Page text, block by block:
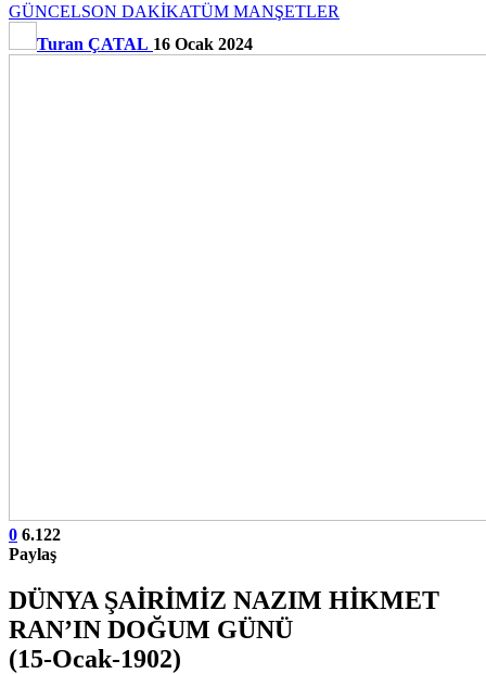
GÜNCELSON DAKİKATÜM MANŞETLER
Turan ÇATAL 16 Ocak 2024
0 6.122
Paylaş
DÜNYA ŞAİRİMİZ NAZIM HİKMET
RAN’IN DOĞUM GÜNÜ
(15-Ocak-1902)